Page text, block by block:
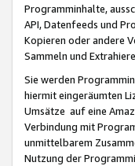
Programminhalte,
API, Datenfeeds und
Kopieren oder andere
Sammeln und
Sie werden
hiermit eingeräumten
Umsätze auf eine
Verbindung mit
unmittelbarem
Nutzung der